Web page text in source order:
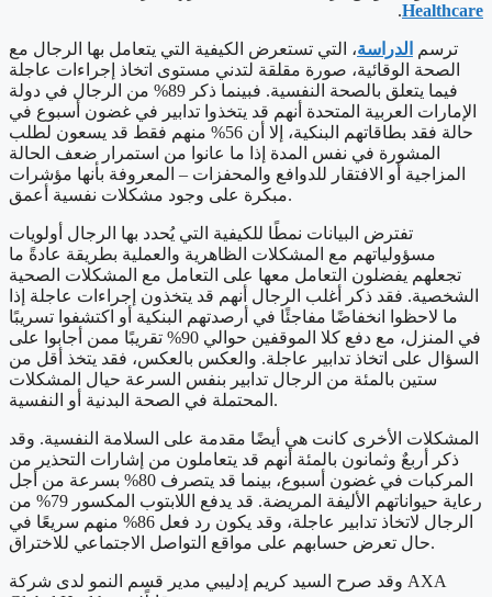
Healthcare
.
ترسم الدراسة، التي تستعرض الكيفية التي يتعامل بها الرجال مع
الصحة الوقائية، صورة مقلقة لتدني مستوى اتخاذ إجراءات عاجلة
فيما يتعلق بالصحة النفسية. فبينما ذكر 89% من الرجال في دولة
الإمارات العربية المتحدة أنهم قد يتخذوا تدابير في غضون أسبوع في
حالة فقد بطاقاتهم البنكية، إلا أن 56% منهم فقط قد يسعون لطلب
المشورة في نفس المدة إذا ما عانوا من استمرار ضعف الحالة
المزاجية أو الافتقار للدوافع والمحفزات – المعروفة بأنها مؤشرات
مبكرة على وجود مشكلات نفسية أعمق.
تفترض البيانات نمطًا للكيفية التي يُحدد بها الرجال أولويات
مسؤولياتهم مع المشكلات الظاهرية والعملية بطريقة عادةً ما
تجعلهم يفضلون التعامل معها على التعامل مع المشكلات الصحية
الشخصية. فقد ذكر أغلب الرجال أنهم قد يتخذون إجراءات عاجلة إذا
ما لاحظوا انخفاضًا مفاجئًا في أرصدتهم البنكية أو اكتشفوا تسريبًا
في المنزل، مع دفع كلا الموقفين حوالي 90% تقريبًا ممن أجابوا على
السؤال على اتخاذ تدابير عاجلة. والعكس بالعكس، فقد يتخذ أقل من
ستين بالمئة من الرجال تدابير بنفس السرعة حيال المشكلات
المحتملة في الصحة البدنية أو النفسية.
المشكلات الأخرى كانت هي أيضًا مقدمة على السلامة النفسية. وقد
ذكر أربعٌ وثمانون بالمئة أنهم قد يتعاملون من إشارات التحذير من
المركبات في غضون أسبوع، بينما قد يتصرف 80% بسرعة من أجل
رعاية حيواناتهم الأليفة المريضة. قد يدفع اللابتوب المكسور 79% من
الرجال لاتخاذ تدابير عاجلة، وقد يكون رد فعل 86% منهم سريعًا في
حال تعرض حسابهم على مواقع التواصل الاجتماعي للاختراق.
وقد صرح السيد كريم إدليبي مدير قسم النمو لدى شركة AXA